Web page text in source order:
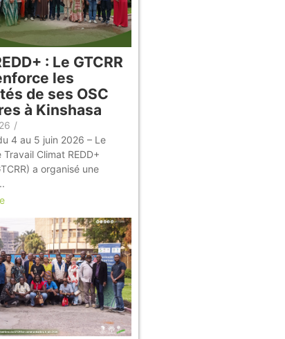
: Le GTCRR
les
de ses OSC
à Kinshasa
/
4 au 5 juin 2026 – Le
Travail Climat REDD+
a organisé une